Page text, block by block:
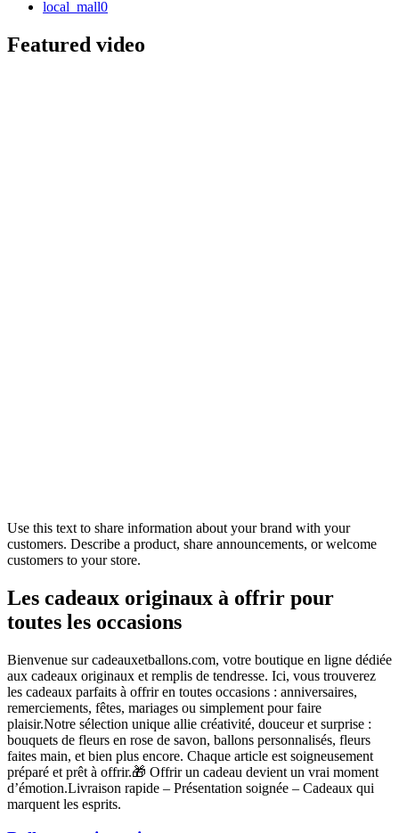
local_mall0
Featured video
Use this text to share information about your brand with your
customers. Describe a product, share announcements, or welcome
customers to your store.
Les cadeaux originaux à offrir pour
toutes les occasions
Bienvenue sur cadeauxetballons.com, votre boutique en ligne dédiée
aux cadeaux originaux et remplis de tendresse. Ici, vous trouverez
les cadeaux parfaits à offrir en toutes occasions : anniversaires,
remerciements, fêtes, mariages ou simplement pour faire
plaisir.Notre sélection unique allie créativité, douceur et surprise :
bouquets de fleurs en rose de savon, ballons personnalisés, fleurs
faites main, et bien plus encore. Chaque article est soigneusement
préparé et prêt à offrir.🎁 Offrir un cadeau devient un vrai moment
d’émotion.Livraison rapide – Présentation soignée – Cadeaux qui
marquent les esprits.